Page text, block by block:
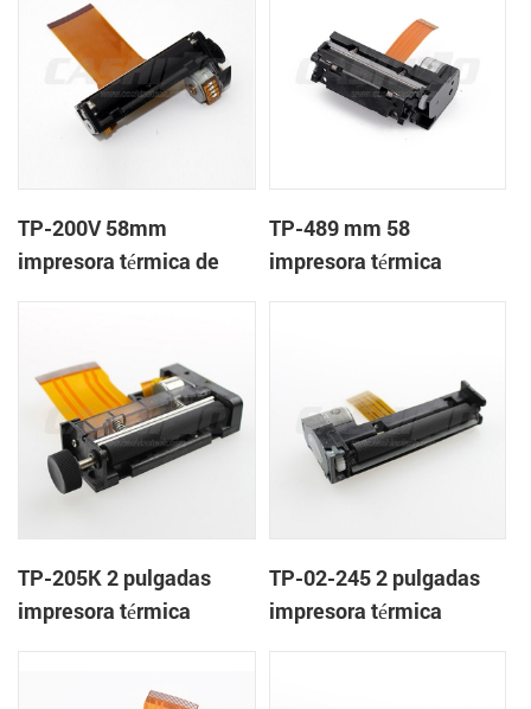
TP-200V 58mm
impresora térmica de
TP-489 mm 58
impresora térmica
TP-205K 2 pulgadas
impresora térmica
TP-02-245 2 pulgadas
impresora térmica